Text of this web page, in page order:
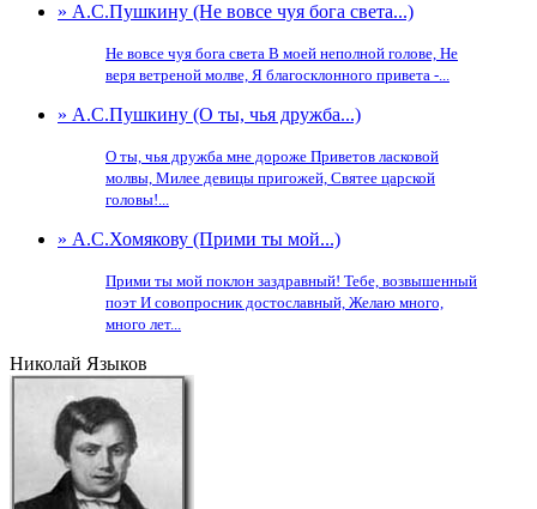
» А.С.Пушкину (Не вовсе чуя бога света...)
Не вовсе чуя бога света В моей неполной голове, Не
веря ветреной молве, Я благосклонного привета -...
» А.С.Пушкину (О ты, чья дружба...)
О ты, чья дружба мне дороже Приветов ласковой
молвы, Милее девицы пригожей, Святее царской
головы!...
» А.С.Хомякову (Прими ты мой...)
Прими ты мой поклон заздравный! Тебе, возвышенный
поэт И совопросник достославный, Желаю много,
много лет...
Николай Языков